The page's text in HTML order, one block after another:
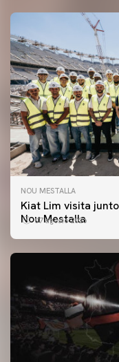
NOU MESTALLA
Kiat Lim visita
Nou Mestalla
07 agosto 2026